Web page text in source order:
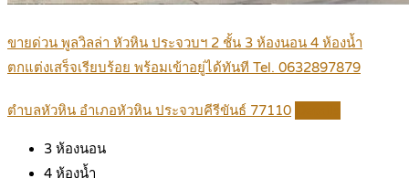
ขายด่วน พูลวิลล่า หัวหิน ประจวบฯ 2 ชั้น 3 ห้องนอน 4 ห้องน้ำ
ตกแต่งเสร็จเรียบร้อย พร้อมเข้าอยู่ได้ทันที Tel. 0632897879
ตำบลหัวหิน อำเภอหัวหิน ประจวบคีรีขันธ์ 77110
3 ห้องนอน
4 ห้องน้ำ